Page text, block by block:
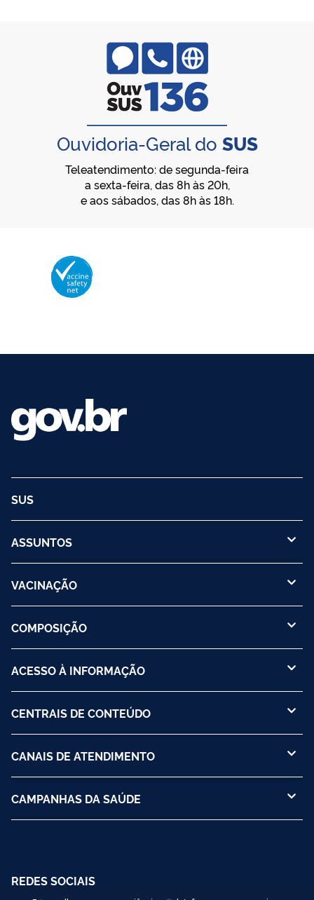
Ouvidoria-Geral do SUS
Teleatendimento: de segunda-feira
a sexta-feira, das 8h às 20h,
e aos sábados, das 8h às 18h.
SUS
ASSUNTOS
VACINAÇÃO
COMPOSIÇÃO
ACESSO À INFORMAÇÃO
CENTRAIS DE CONTEÚDO
CANAIS DE ATENDIMENTO
CAMPANHAS DA SAÚDE
REDES SOCIAIS